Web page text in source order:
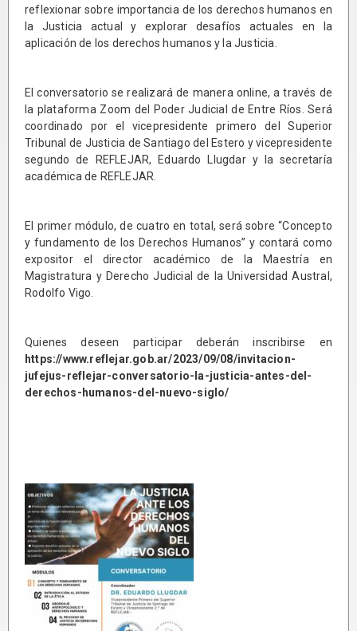
reflexionar sobre importancia de los derechos humanos en
la Justicia actual y explorar desafíos actuales en la
aplicación de los derechos humanos y la Justicia.
El conversatorio se realizará de manera online, a través de
la plataforma Zoom del Poder Judicial de Entre Ríos. Será
coordinado por el vicepresidente primero del Superior
Tribunal de Justicia de Santiago del Estero y vicepresidente
segundo de REFLEJAR, Eduardo Llugdar y la secretaría
académica de REFLEJAR.
El primer módulo, de cuatro en total, será sobre “Concepto
y fundamento de los Derechos Humanos” y contará como
expositor el director académico de la Maestría en
Magistratura y Derecho Judicial de la Universidad Austral,
Rodolfo Vigo.
Quienes deseen participar deberán inscribirse en
https://www.reflejar.gob.ar/2023/09/08/invitacion-
jufejus-reflejar-conversatorio-la-justicia-antes-del-
derechos-humanos-del-nuevo-siglo/